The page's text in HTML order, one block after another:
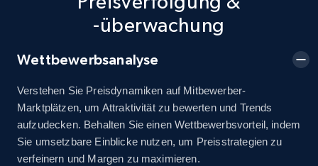
378+ Jetzt anfangen
eBay
URL, Product id, Title, Seller name, Seller rating,
Seller reviews, Breadcrumbs, Root category, and
more.
-überwachung
Wettbewerbsanalyse
Verstehen Sie Preisdynamiken auf Mitbewerber-
Marktplätzen, um Attraktivität zu bewerten und Trends
aufzudecken. Behalten Sie einen Wettbewerbsvorteil, indem
Sie umsetzbare Einblicke nutzen, um Preisstrategien zu
verfeinern und Margen zu maximieren.